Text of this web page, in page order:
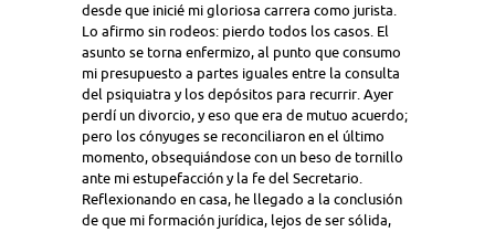
desde que inicié mi gloriosa carrera como jurista.
Lo afirmo sin rodeos: pierdo todos los casos. El
asunto se torna enfermizo, al punto que consumo
mi presupuesto a partes iguales entre la consulta
del psiquiatra y los depósitos para recurrir. Ayer
perdí un divorcio, y eso que era de mutuo acuerdo;
pero los cónyuges se reconciliaron en el último
momento, obsequiándose con un beso de tornillo
ante mi estupefacción y la fe del Secretario.
Reflexionando en casa, he llegado a la conclusión
de que mi formación jurídica, lejos de ser sólida,